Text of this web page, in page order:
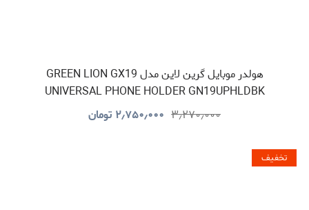
هولدر موبایل گرین لاین مدل GREEN LION GX19
UNIVERSAL PHONE HOLDER GN19UPHLDBK
۳٫۲۷۰٫۰۰۰ ۲٫۷۵۰٫۰۰۰ تومان
تخفیف